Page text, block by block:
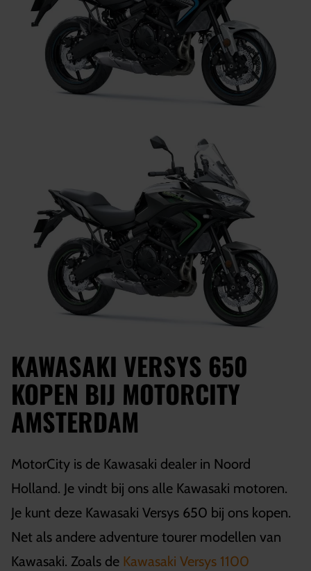
KAWASAKI VERSYS 650
KOPEN BIJ MOTORCITY
AMSTERDAM
MotorCity is de Kawasaki dealer in Noord
Holland. Je vindt bij ons alle Kawasaki motoren.
Je kunt deze Kawasaki Versys 650 bij ons kopen.
Net als andere adventure tourer modellen van
Kawasaki. Zoals de Kawasaki Versys 1100